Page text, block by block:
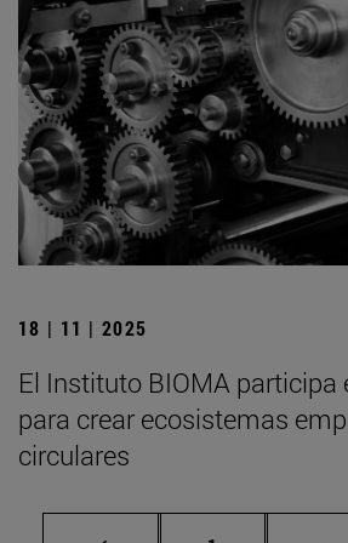
18 | 11 | 2025
El Instituto BIOMA participa
para crear ecosistemas
circulares